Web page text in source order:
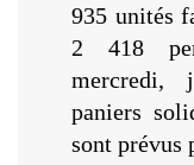
935 unités
2 418
mercredi,
paniers
sont prévus